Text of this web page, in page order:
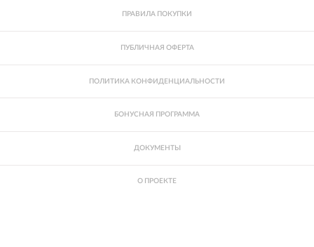
ПРАВИЛА ПОКУПКИ
ПУБЛИЧНАЯ ОФЕРТА
ПОЛИТИКА КОНФИДЕНЦИАЛЬНОСТИ
БОНУСНАЯ ПРОГРАММА
ДОКУМЕНТЫ
О ПРОЕКТЕ